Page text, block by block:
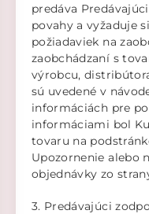
predáva
povahy a vyžaduje
požiadaviek na
zaobchádzaní s
výrobcu,
sú uvedené v
informáciách pre
informáciami bol
tovaru na
Upozornenie alebo
objednávky zo
3. Predávajúci